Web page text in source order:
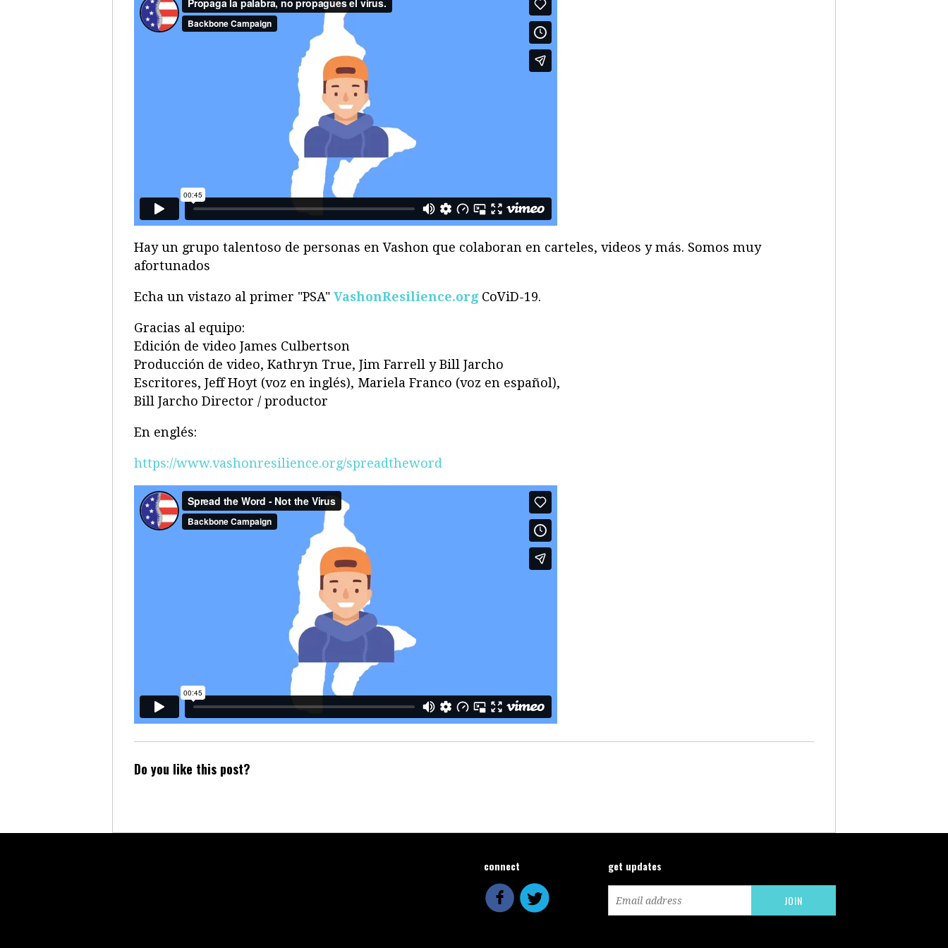
Hay un grupo talentoso de personas en Vashon que colaboran en carteles, videos y más. Somos muy
afortunados
Echa un vistazo al primer "PSA" VashonResilience.orgCoViD-19.
Gracias al equipo:
Edición de video James Culbertson
Producción de video, Kathryn True, Jim Farrell y Bill Jarcho
Escritores, Jeff Hoyt (voz en inglés), Mariela Franco (voz en español),
Bill Jarcho Director / productor
En englés:
https://www.vashonresilience.org/spreadtheword
Do you like this post?
connect get updates